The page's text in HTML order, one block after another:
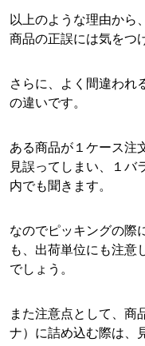
以上のような理由から
商品の正誤には気をつ
さらに、よく間違われ
の違いです。
ある商品が１ケース注
見誤ってしまい、１バ
内でも聞きます。
なのでピッキングの際
も、出荷単位にも注意
でしょう。
また注意点として、商
ナ）に詰め込む際は、